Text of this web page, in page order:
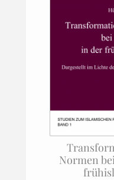
Normen